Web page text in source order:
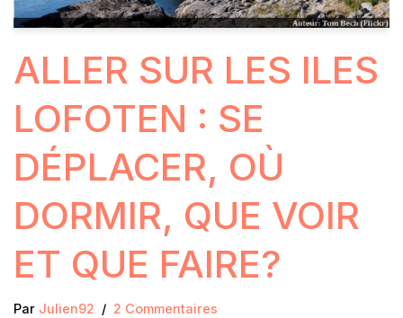
ALLER SUR LES ILES
LOFOTEN : SE
DÉPLACER, OÙ
DORMIR, QUE VOIR
ET QUE FAIRE?
Par Julien92 2 Commentaires